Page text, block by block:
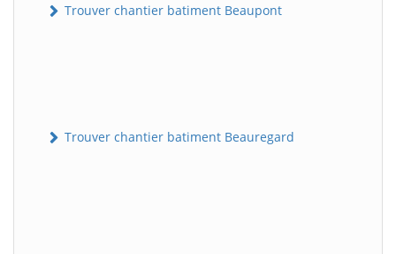
Trouver chantier batiment Beaupont
Trouver chantier batiment Beauregard